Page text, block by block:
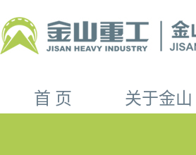
首 页 关于金山